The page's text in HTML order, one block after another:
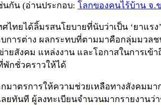
นกัน (อ่านประกอบ: โลกของคนไร้บ้าน จ.
ไทยได้ลิ้มรสนโยบายที่นับว่าเป็น ‘ยาแร
การต่าง ผลกระทบที่ตามมาคือกลุ่มมว
ายสังคม แหล่งงาน และโอกาสในการเ
กชั่วคราวให้ได้
มาตรการให้ความช่วยเหลือทางสังคมม
ลยทันที ผู้ลงทะเบียนจำนวนมากรายงาน